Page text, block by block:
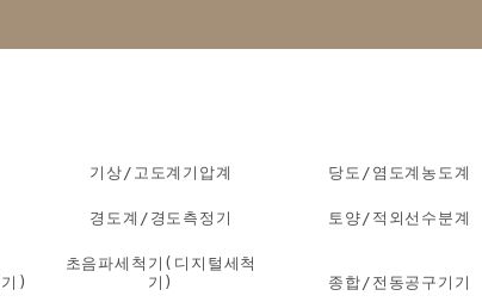
기상/고도계기압계 당도/염도계농도계
경도계/경도측정기 토양/적외선수분계
)
초음파세척기(디지털세척
기)
종합/전동공구기기